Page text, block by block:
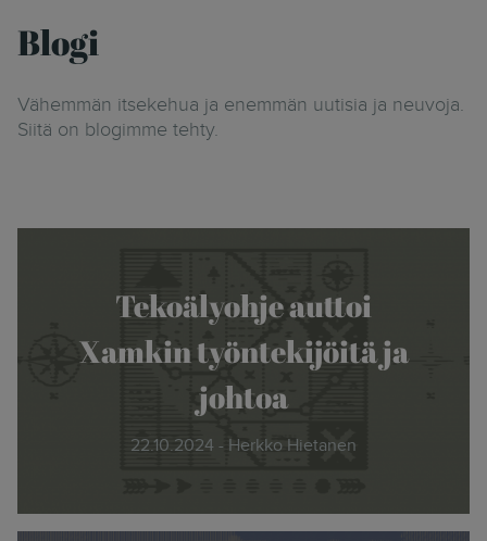
Blogi
Vähemmän itsekehua ja enemmän uutisia ja neuvoja.
Siitä on blogimme tehty.
Tekoälyohje auttoi
Xamkin työntekijöitä ja
johtoa
22.10.2024 - Herkko Hietanen